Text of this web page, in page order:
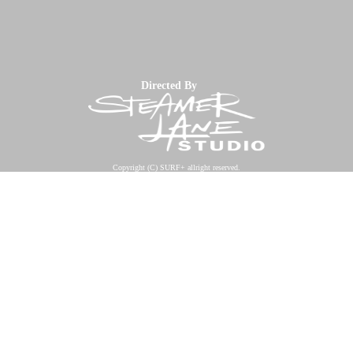
Directed By
Copyright (C) SURF+ allright reserved.